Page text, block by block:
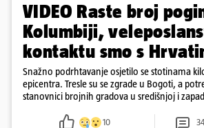
VIDEO Raste broj
Kolumbiji,
kontaktu smo s
Snažno podrhtavanje osjetilo se stotinama
epicentra. Tresle su se zgrade u Bogoti, a
stanovnici brojnih gradova u središnjoj i
10